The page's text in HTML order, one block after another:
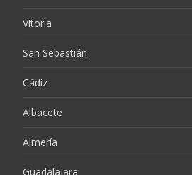
Vitoria
San Sebastián
Cádiz
Albacete
Almería
Guadalajara